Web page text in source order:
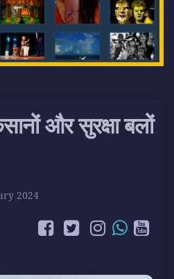
और सुरक्षा बलों
2024